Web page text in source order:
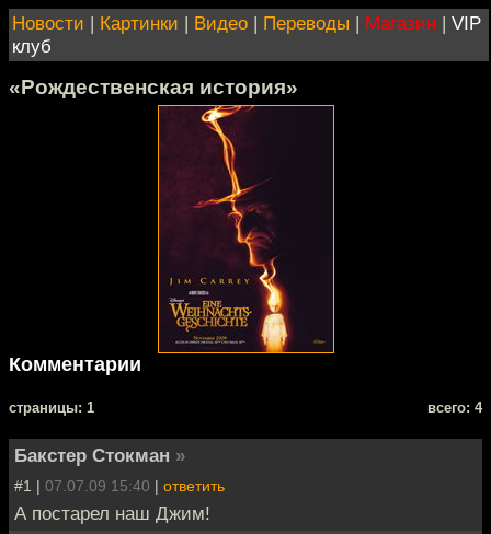
Новости | Картинки | Видео | Переводы | Магазин | VIP
клуб
«Рождественская история»
Комментарии
cтраницы: 1 всего: 4
Бакстер Стокман »
#1 | 07.07.09 15:40 | ответить
А постарел наш Джим!